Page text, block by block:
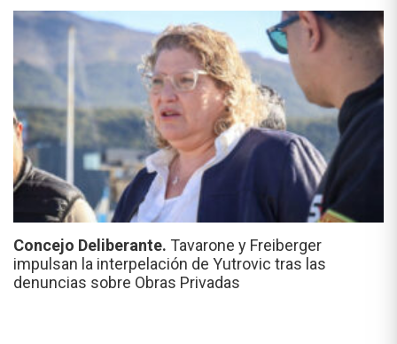
Concejo Deliberante. Tavarone y Freiberger
impulsan la interpelación de Yutrovic tras las
denuncias sobre Obras Privadas